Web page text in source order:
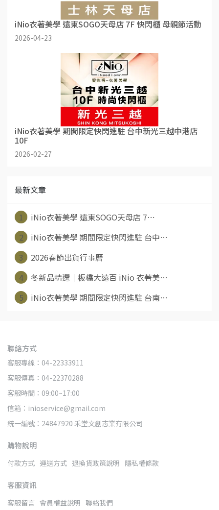
iNio衣著美學 遠東SOGO天母店 7F 快閃櫃 母親節活動
2026-04-23
iNio衣著美學 期間限定快閃進駐 台中新光三越中港店
10F
2026-02-27
最新文章
1
iNio衣著美學 遠東SOGO天母店 7⋯
2
iNio衣著美學 期間限定快閃進駐 台中⋯
3
2026春節出貨行事曆
4
冬新品精選｜板橋大遠百 iNio 衣著美⋯
5
iNio衣著美學 期間限定快閃進駐 台南⋯
聯絡方式
客服專線：04-22333911
客服傳真：04-22370288
客服時間：09:00~17:00
信箱：inioservice@gmail.com
統一編號：24847920 禾堂文創志業有限公司
購物說明
付款方式 運送方式 退換貨政策說明 隱私權條款
客服資訊
客服留言 會員權益說明 聯絡我們